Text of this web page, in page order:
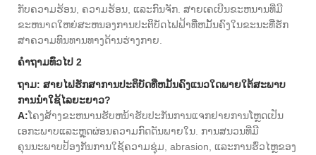
ກັບຄວາມຮ້ອນ, ຄວາມຮ້ອນ, ແລະກົນຈັກ. ສາຍເຄເບີນຂະຫນານທີ່ມີ
ຂະຫນາດໃຫຍ່ສະຫນອງການປະຕິບັດໄຟຟ້າທີ່ຫມັ້ນຄົງໃນຂະນະທີ່ຮັກ
ສາຄວາມທົນທານທາງດ້ານຮ່າງກາຍ.
ຄໍາຖາມທົ່ວໄປ 2
ຖາມ: ສາຍໄຟຮັກສາການປະຕິບັດທີ່ຫມັ້ນຄົງແນວໃດພາຍໃຕ້ສະພາບ
ການນໍາໃຊ້ໄລຍະຍາວ?
A:ໂຄງສ້າງຂະຫນານຮັບຫນ້າຮັບປະກັນການແຈກຢາຍການໂຫຼດເປັນ
ເອກະພາບແລະຫຼຸດຜ່ອນຄວາມກົດດັນພາຍໃນ. ການສນວນທີ່ມີ
ຄຸນນະພາບປ້ອງກັນການໃຊ້ຄວາມຊຸ່ມ, abrasion, ແລະການຮົ່ວໄຫຼຂອງ